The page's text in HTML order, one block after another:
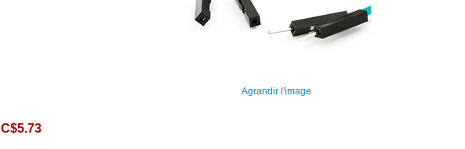
Agrandir l'image
C$5.73